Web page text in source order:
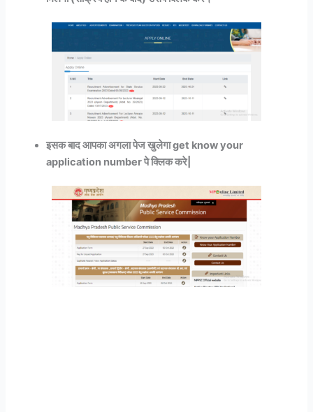
इसक बाद आपका अगला पेज खुलेगा get know your
application number पे क्लिक करे|